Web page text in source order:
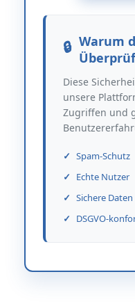
Warum
Diese
unsere
Zugriffen und
Spam-Schutz
Echte Nutzer
Sichere Daten
DSGVO-